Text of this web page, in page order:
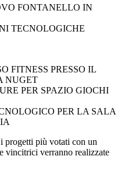
FONTANELLO IN
TECNOLOGICHE
FITNESS PRESSO IL
NUGET
PER SPAZIO GIOCHI
PER LA SALA
progetti più votati con un
vincitrici verranno realizzate